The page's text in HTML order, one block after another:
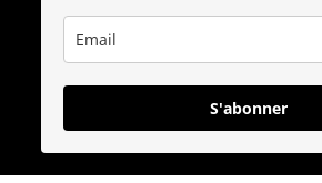
S'abonner